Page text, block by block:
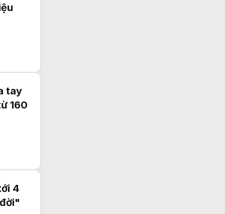
tay
160
4